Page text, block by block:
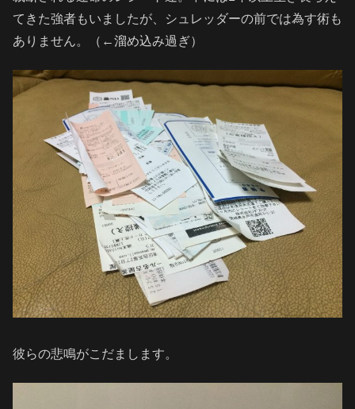
てきた強者もいましたが、シュレッダーの前では為す術も
ありません。（←溜め込み過ぎ）
彼らの悲鳴がこだまします。